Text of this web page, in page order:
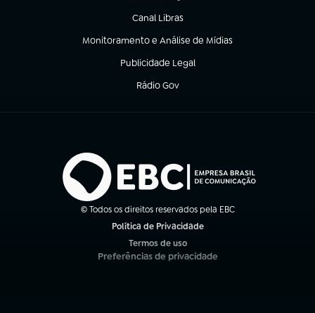
Canal Libras
(abre em nova aba)
Monitoramento e Análise de Mídias
(abre em nova aba)
Publicidade Legal
(abre em nova aba)
Rádio Gov
(abre em nova aba)
© Todos os direitos reservados pela EBC
Política de Privacidade
Termos de uso
(abre em nova aba)
Preferências de privacidade